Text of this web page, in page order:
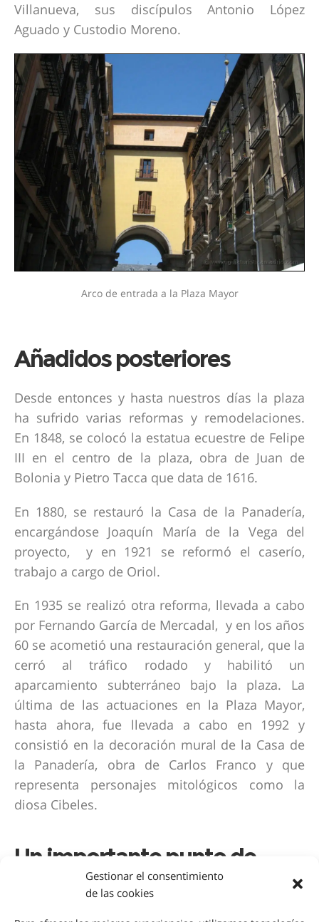
Gestionar el consentimiento
de las cookies
Villanueva, sus discípulos Antonio López
Aguado y Custodio Moreno.
Arco de entrada a la Plaza Mayor
Añadidos posteriores
Desde entonces y hasta nuestros días la plaza
ha sufrido varias reformas y remodelaciones.
En 1848, se colocó la estatua ecuestre de Felipe
III en el centro de la plaza, obra de Juan de
Bolonia y Pietro Tacca que data de 1616.
En 1880, se restauró la Casa de la Panadería,
encargándose Joaquín María de la Vega del
proyecto, y en 1921 se reformó el caserío,
trabajo a cargo de Oriol.
En 1935 se realizó otra reforma, llevada a cabo
por Fernando García de Mercadal, y en los años
60 se acometió una restauración general, que la
cerró al tráfico rodado y habilitó un
aparcamiento subterráneo bajo la plaza. La
última de las actuaciones en la Plaza Mayor,
hasta ahora, fue llevada a cabo en 1992 y
consistió en la decoración mural de la Casa de
la Panadería, obra de Carlos Franco y que
representa personajes mitológicos como la
diosa Cibeles.
Un importante punto de
encuentro